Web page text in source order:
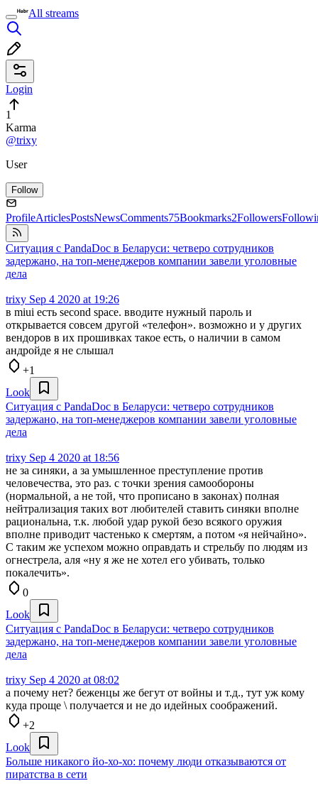
All streams
Login
1
Karma
@trixy
User
Follow
ProfileArticlesPostsNewsComments75Bookmarks2Followers
Ситуация с PandaDoc в Беларуси: четверо сотрудников
задержано, на топ-менеджеров компании завели уголовные
дела
trixy Sep 4 2020 at 19:26
в miui есть second space. вводите нужный пароль и
открывается совсем другой «телефон». возможно и у других
вендоров в их прошивках такое есть, о наличии в самом
андройде я не слышал
+1
Look
Ситуация с PandaDoc в Беларуси: четверо сотрудников
задержано, на топ-менеджеров компании завели уголовные
дела
trixy Sep 4 2020 at 18:56
не за синяки, а за умышленное преступление против
человечества, это раз. с точки зрения самообороны
(нормальной, а не той, что прописано в законах) полная
нейтрализация таких вот любителей ставить синяки вполне
рациональна, т.к. любой удар рукой безо всякого оружия
вполне приводит частенько к смертям, а потом «я нейчайно».
С таким же успехом можно оправдать и стрельбу по людям из
огнестрела, аля «ну я же не хотел его убивать, только
покалечить».
0
Look
Ситуация с PandaDoc в Беларуси: четверо сотрудников
задержано, на топ-менеджеров компании завели уголовные
дела
trixy Sep 4 2020 at 08:02
а почему нет? беженцы же бегут от войны и т.д., тут уж кому
куда проще \ получается и не до идейных соображений.
+2
Look
Больше никакого йо-хо-хо: почему люди отказываются от
пиратства в сети